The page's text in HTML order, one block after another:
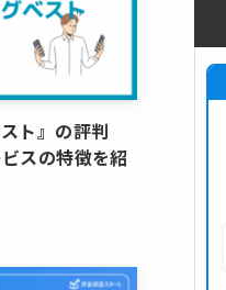
ト』の評判
スの特徴を紹